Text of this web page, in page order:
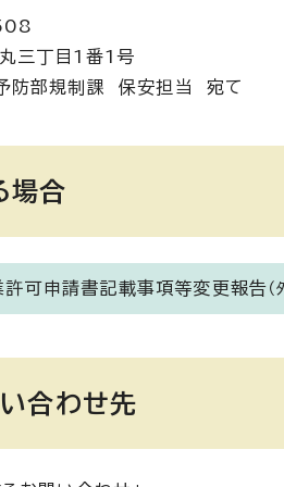
三丁目1番1号
防部規制課 保安担当 宛て
場合
許可申請書記載事項等変更報告
合わせ先